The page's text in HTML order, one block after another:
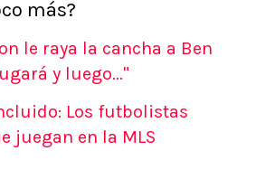
más?
le raya la cancha a Ben
y luego..."
Los futbolistas
juegan en la MLS